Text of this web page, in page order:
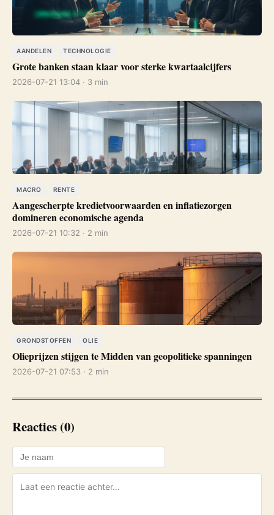
AANDELEN TECHNOLOGIE
Grote banken staan klaar voor sterke kwartaalcijfers
2026-07-21 13:04 · 3 min
MACRO RENTE
Aangescherpte kredietvoorwaarden en inflatiezorgen
domineren economische agenda
2026-07-21 10:32 · 2 min
GRONDSTOFFEN OLIE
Olieprijzen stijgen te Midden van geopolitieke spanningen
2026-07-21 07:53 · 2 min
Reacties (0)